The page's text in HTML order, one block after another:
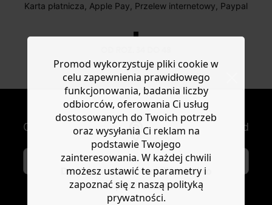
Do you want to be redirected to
www.promod.com ?
Karta płatnicza, Apple Pay, Przelew internetowy, Paypal
Nowe artykuły online
NEWSLETTER
Otrzymuj nowości modowe i oferty Promod
Promod wykorzystuje pliki cookie w
celu zapewnienia prawidłowego
funkcjonowania, badania liczby
odbiorców, oferowania Ci usług
dostosowanych do Twoich potrzeb
oraz wysyłania Ci reklam na
podstawie Twojego
zainteresowania. W każdej chwili
możesz ustawić te parametry i
zapoznać się z naszą polityką
prywatności.